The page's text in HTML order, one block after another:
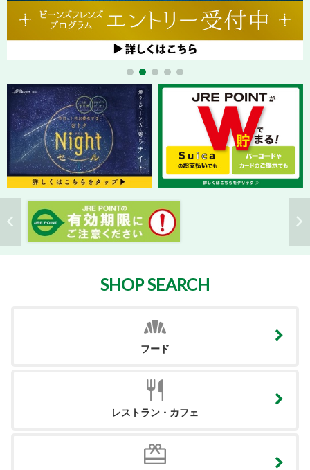
SHOP SEARCH
フード
レストラン・カフェ